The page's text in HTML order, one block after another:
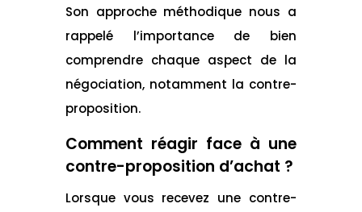
Son approche méthodique nous a
rappelé l’importance de bien
comprendre chaque aspect de la
négociation, notamment la contre-
proposition.
Comment réagir face à une
contre-proposition d’achat ?
Lorsque vous recevez une contre-